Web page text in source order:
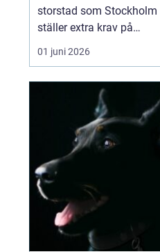
hund
storstad som Stockholm
ställer extra krav på
både människa och djur.
Trånga trottoarer,
kollektivtrafik och
många störningar gör
vardagen utmanande.
Samtidigt vill många ha
en hund som fungerar i
alla lägen, ...
01 juni 2026